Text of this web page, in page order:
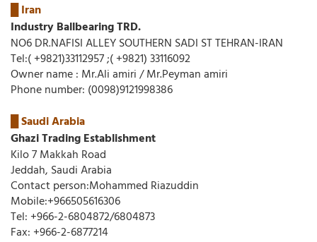
█ Iran
Industry Ballbearing TRD.
NO6 DR.NAFISI ALLEY SOUTHERN SADI ST TEHRAN-IRAN
Tel:( +9821)33112957 ;( +9821) 33116092
Owner name : Mr.Ali amiri / Mr.Peyman amiri
Phone number: (0098)9121998386
█ Saudi Arabia
Ghazi Trading Establishment
Kilo 7 Makkah Road
Jeddah, Saudi Arabia
Contact person:Mohammed Riazuddin
Mobile:+966505616306
Tel: +966-2-6804872/6804873
Fax: +966-2-6877214